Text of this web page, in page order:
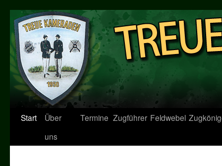
Start
Über
uns
Termine Zugführer Feldwebel